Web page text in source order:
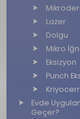
Lazer
Dolgu
Mikro
Eksizyon
Punch
Evde
Geçer?